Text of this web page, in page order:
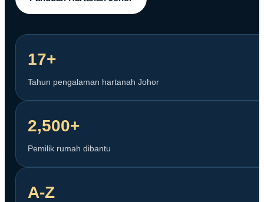
17+
Tahun pengalaman hartanah Johor
2,500+
Pemilik rumah dibantu
A-Z